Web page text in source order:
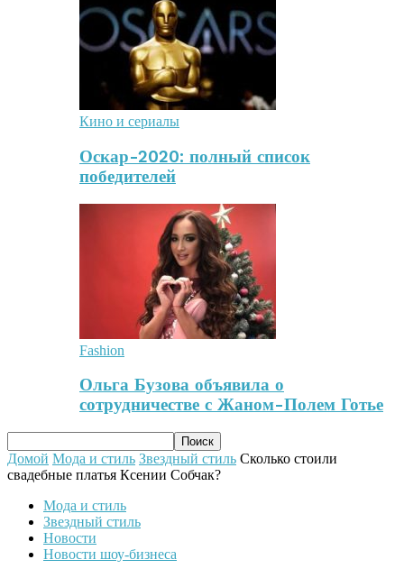
Кино и сериалы
Оскар-2020: полный список
победителей
Fashion
Ольга Бузова объявила о
сотрудничестве с Жаном-Полем Готье
Домой Мода и стиль Звездный стиль Сколько стоили
свадебные платья Ксении Собчак?
Мода и стиль
Звездный стиль
Новости
Новости шоу-бизнеса